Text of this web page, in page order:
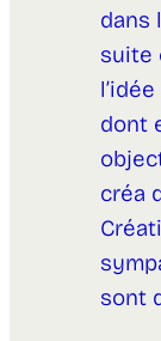
dans
suite
dont
créa
sont